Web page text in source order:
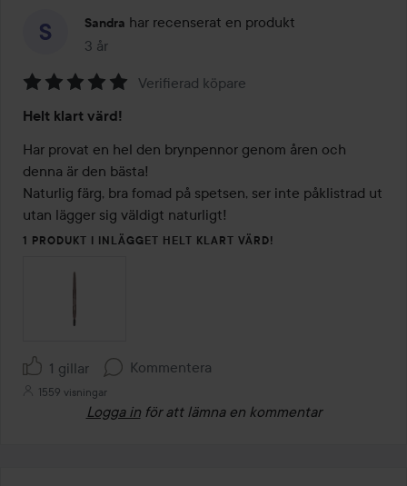
Sandra har recenserat en produkt
3 år
Inlägget skapades 3 år
5
av
5
Verifierad köpare
Helt klart värd!
Har provat en hel den brynpennor genom åren och
denna är den bästa!
Naturlig färg, bra fomad på spetsen, ser inte påklistrad ut
utan lägger sig väldigt naturligt!
1 PRODUKT I INLÄGGET HELT KLART VÄRD!
1 gillar Kommentera
1559 visningar
Logga in för att lämna en kommentar